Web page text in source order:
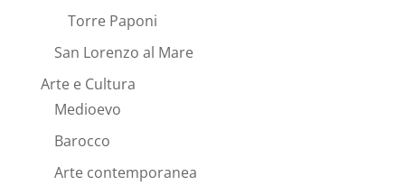
Torre Paponi
San Lorenzo al Mare
Arte e Cultura
Medioevo
Barocco
Arte contemporanea